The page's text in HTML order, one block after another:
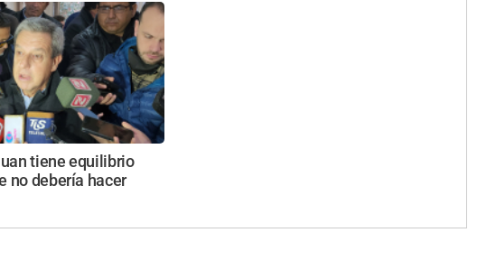
tiene equilibrio
no debería hacer